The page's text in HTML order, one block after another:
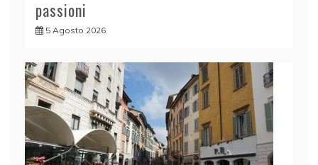
passioni
5 Agosto 2026